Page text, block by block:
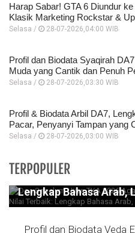
Harap Sabar! GTA 6 Diundur
Klasik Marketing Rockstar &
Selasa / 28-07-2026,04:00 WIB
Profil dan Biodata Syaqirah
Muda yang Cantik dan Penuh
Selasa / 28-07-2026,03:30 WIB
Profil & Biodata Arbil DA7,
Pacar, Penyanyi Tampan yang
Selasa / 28-07-2026,03:00 WIB
TERPOPULER
Doa Sebelum Ujian TKA
Dipermudahh dan
Lengkap Bahasa Arab,
Profil dan Biodata Veda